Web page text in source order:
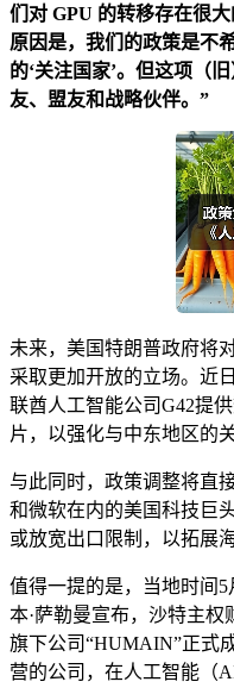
们对 GPU 的转移存在很
原因是，我们的政策是不
的‘关注国家’。但这项（
友、盟友和战略伙伴。”
未来，美国特朗普政府将
采取更加开放的立场。近
联酋人工智能公司G42提
片，以强化与中东地区的关
与此同时，政策调整将直
和微软在内的美国科技巨
或放宽出口限制，以拓展
值得一提的是，当地时间5
本·萨勒曼宣布，沙特主
旗下公司“HUMAIN”正式
营的公司，在人工智能（